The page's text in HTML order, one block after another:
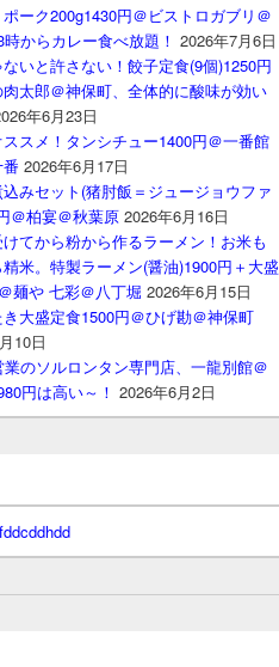
ーク200g1430円＠ビストロガブリ＠
からカレー食べ放題！ 2026年7月6日
いと許さない！餃子定食(9個)1250円
太郎＠神保町、全体的に酸味が効い
年6月23日
スメ！タンシチュー1400円＠一番館
2026年6月17日
みセット(猪肘飯＝ジュージョウファ
＠柏宴＠秋葉原 2026年6月16日
てから粉から作るラーメン！お米も
米。特製ラーメン(醤油)1900円＋大盛
麺や 七彩＠八丁堀 2026年6月15日
大盛定食1500円＠ひげ勘＠神保町
10日
業のソルロンタン専門店、一龍別館＠
円は高い～！ 2026年6月2日